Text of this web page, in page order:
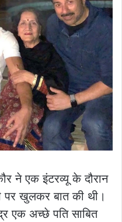
ने एक इंटरव्यू के दौरान
पर खुलकर बात की थी।
एक अच्छे पति साबित